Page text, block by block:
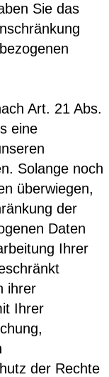
Sie das
Art. 21 Abs.
eine
Solange noch
überwiegen,
der
Daten
Ihrer
ihrer
Ihrer
der Rechte